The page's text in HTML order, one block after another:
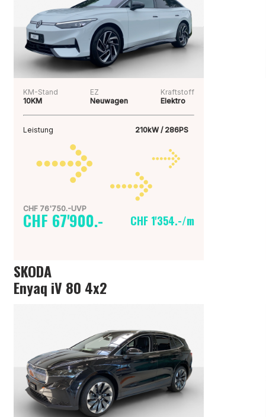
KM-Stand
10KM
EZ
Neuwagen
Kraftstoff
Elektro
Leistung 210kW / 286PS
CHF 76'750.-UVP
CHF 67'900.- CHF 1'354.-/m
SKODA
Enyaq iV 80 4x2